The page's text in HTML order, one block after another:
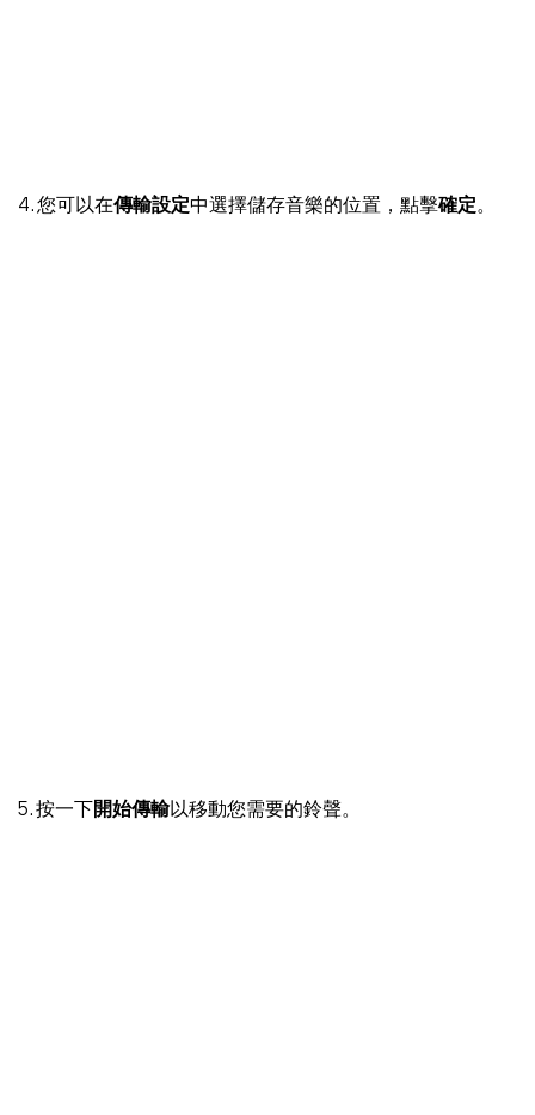
4. 您可以在傳輸設定中選擇儲存音樂的位置，點擊確定。
5. 按一下 開始傳輸以移動您需要的鈴聲。